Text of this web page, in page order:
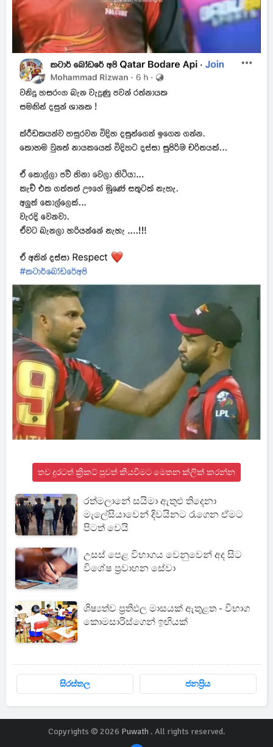
තව දුරටත් ක්‍රිකට් පුවත් කියවීමට මෙතන ක්ලික් කරන්න
රත්මලානේ සයිමා ඇතුළු තිදෙනා
මැලේසියාවෙන් දිවයිනට රැගෙන ඒමට
පිටත් වෙයි
උසස් පෙළ විභාගය වෙනුවෙන් අද සිට
විශේෂ ප්‍රවාහන සේවා
ශිෂ්‍යත්ව ප්‍රතිඵල මාසයක් ඇතුළත - විභාග
කොමසාරිස්ගෙන් ඉඟියක්
සිරස්තල ජනප්‍රිය
Copyrights © 2026 Puwath. All rights reserved.